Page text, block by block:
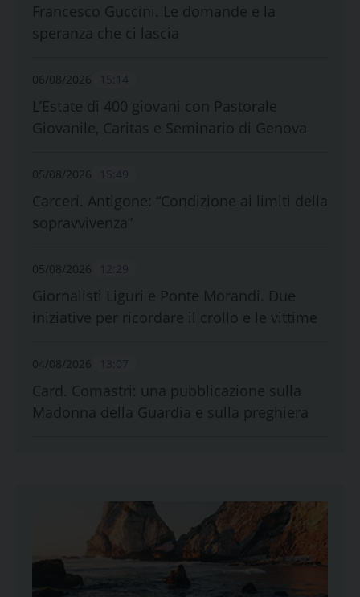
Francesco Guccini. Le domande e la
speranza che ci lascia
06/08/2026
L’Estate di 400 giovani con Pastorale
Giovanile, Caritas e Seminario di Genova
05/08/2026
Carceri. Antigone: “Condizione ai limiti della
sopravvivenza”
05/08/2026
Giornalisti Liguri e Ponte Morandi. Due
iniziative per ricordare il crollo e le vittime
04/08/2026
Card. Comastri: una pubblicazione sulla
Madonna della Guardia e sulla preghiera